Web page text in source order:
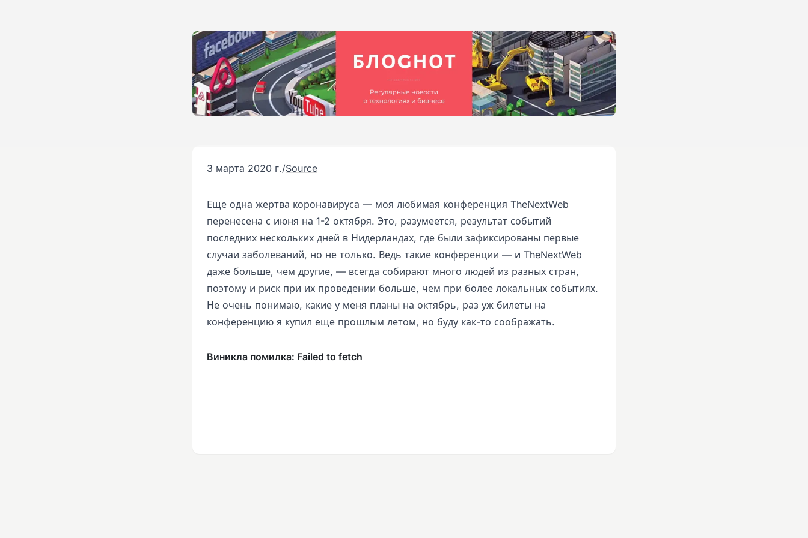
3 марта 2020 г./Source
Еще одна жертва коронавируса — моя любимая конференция TheNextWeb
перенесена с июня на 1-2 октября. Это, разумеется, результат событий
последних нескольких дней в Нидерландах, где были зафиксированы первые
случаи заболеваний, но не только. Ведь такие конференции — и TheNextWeb
даже больше, чем другие, — всегда собирают много людей из разных стран,
поэтому и риск при их проведении больше, чем при более локальных событиях.
Не очень понимаю, какие у меня планы на октябрь, раз уж билеты на
конференцию я купил еще прошлым летом, но буду как-то соображать.